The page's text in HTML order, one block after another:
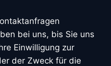
bei uns, bis Sie uns
Einwilligung zur
der Zweck für die